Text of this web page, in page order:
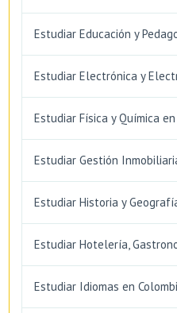
Estudiar Educación y
Estudiar Electrónica y
Estudiar Física y Química
Estudiar Gestión
Estudiar Historia y
Estudiar Hotelería,
Estudiar Idiomas en